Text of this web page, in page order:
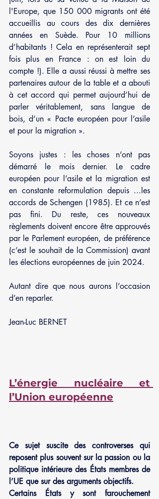
l'Europe, que 150 000 migrants ont été
accueillis au cours des dix dernières
années en Suède. Pour 10 millions
d’habitants ! Cela en représenterait sept
fois plus en France : on est loin du
compte !). Elle a aussi réussi à mettre ses
partenaires autour de la table et a abouti
à cet accord qui permet aujourd’hui de
parler véritablement, sans langue de
bois, d’un « Pacte européen pour l’asile
et pour la migration ».
Soyons justes : les choses n’ont pas
démarré le mois dernier. Le cadre
européen pour l’asile et la migration est
en constante reformulation depuis ...les
accords de Schengen (1985). Et ce n’est
pas fini. Du reste, ces nouveaux
règlements doivent encore être approuvés
par le Parlement européen, de préférence
(c’est le souhait de la Commission) avant
les élections européennes de juin 2024.
Autant dire que nous aurons l’occasion
d’en reparler.
Jean-Luc BERNET
L’énergie nucléaire et
l’Union européenne
Ce sujet suscite des controverses qui
reposent plus souvent sur la passion ou la
politique intérieure des États membres de
l’UE que sur des arguments objectifs.
Certains États y sont farouchement